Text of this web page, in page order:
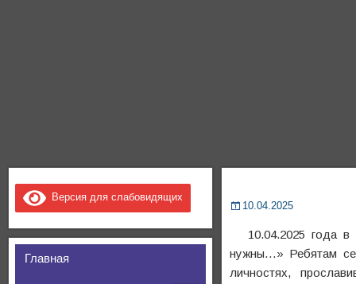
10.04.2025
10.04.2025 года в
нужны…» Ребятам
личностях,
Версия для слабовидящих
Главная